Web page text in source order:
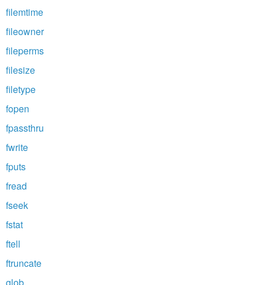
filemtime
fileowner
fileperms
filesize
filetype
fopen
fpassthru
fwrite
fputs
fread
fseek
fstat
ftell
ftruncate
glob